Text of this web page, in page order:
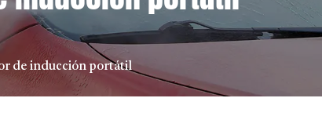
de inducción portátil